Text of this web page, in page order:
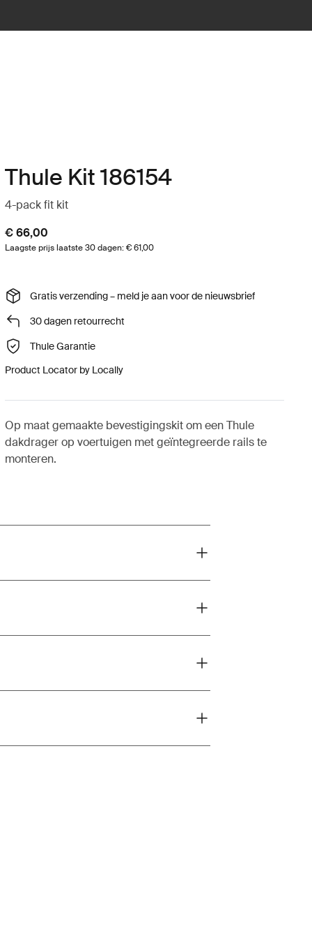
Thule Kit 186154
4-pack fit kit
€ 66,00
Laagste prijs laatste 30 dagen: € 61,00
Gratis verzending – meld je aan voor de nieuwsbrief
30 dagen retourrecht
Thule Garantie
Product Locator by Locally
Op maat gemaakte bevestigingskit om een Thule
dakdrager op voertuigen met geïntegreerde rails te
monteren.